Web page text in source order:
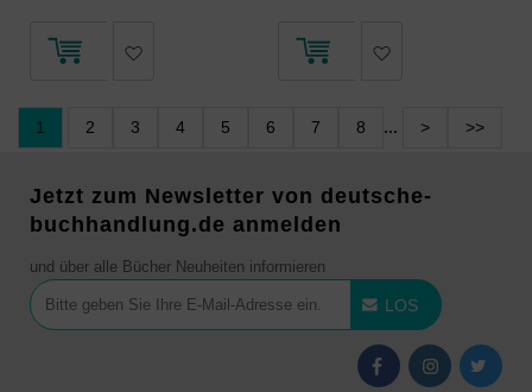
1 2 3 4 5 6 7 8 ... > >>
Jetzt zum Newsletter von deutsche-
buchhandlung.de anmelden
und über alle Bücher Neuheiten informieren
LOS